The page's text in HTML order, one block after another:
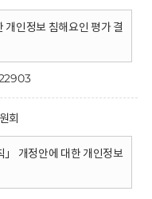
개인정보 침해요인 평가 결
회
」 개정안에 대한 개인정보